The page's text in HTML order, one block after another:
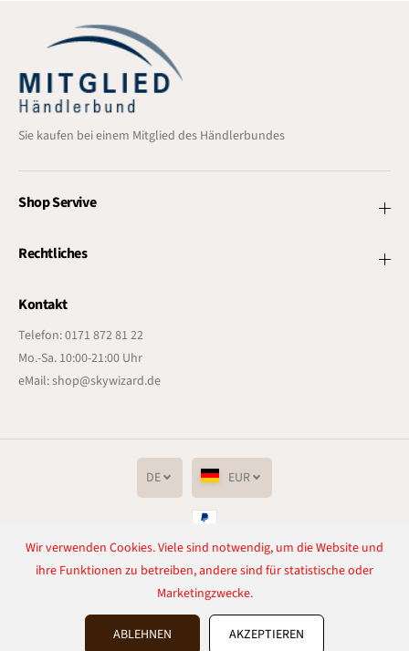
IN DEN WARENKORB LEGEN
Sie kaufen bei einem Mitglied des Händlerbundes
Shop Servive
Rechtliches
Kontakt
Telefon: 0171 872 81 22
Mo.-Sa. 10:00-21:00 Uhr
eMail: shop@skywizard.de
Copyright© 2026Lichtenrader FeuerwerkverkaufPowered by Shopify
DE EUR
Vertrag widerrufen
Wir verwenden Cookies. Viele sind notwendig, um die Website und
ihre Funktionen zu betreiben, andere sind für statistische oder
Marketingzwecke.
ABLEHNEN AKZEPTIEREN